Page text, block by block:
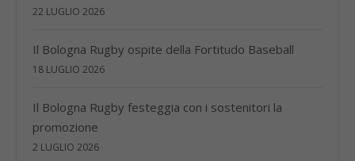
22 LUGLIO 2026
Il Bologna Rugby ospite della Fortitudo Baseball
18 LUGLIO 2026
Il Bologna Rugby festeggia con i sostenitori la
promozione
2 LUGLIO 2026